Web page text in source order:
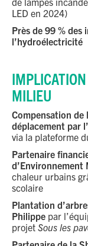
LED en 2024)
Près de 99 %
l’hydroélectricité
MILIEU
Compensation de
déplacement par
via la plateforme
Partenaire
d’Environnement
chaleur urbains
scolaire
Plantation
Philippe par
projet Sous les